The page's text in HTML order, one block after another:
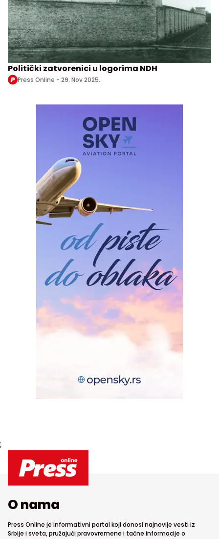
Politički zatvorenici u logorima NDH
Press Online - 29. Nov 2025.
;
O nama
Press Online je informativni portal koji donosi najnovije vesti iz
Srbije i sveta, pružajući pravovremene i tačne informacije o